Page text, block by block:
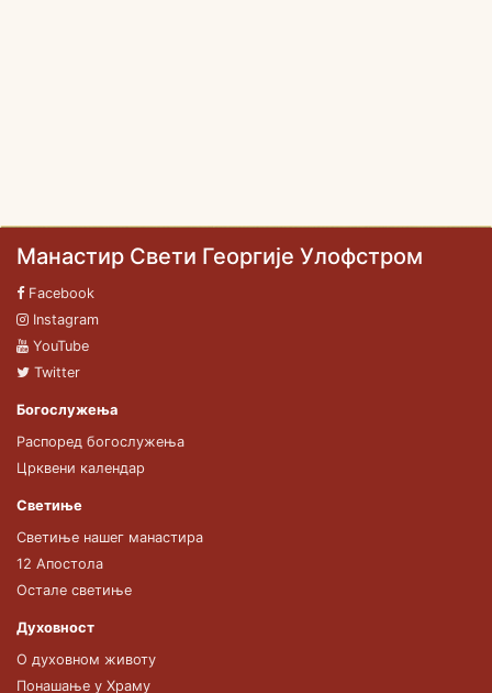
Манастир Свети Георгије Улофстром
Facebook
Instagram
YouTube
Twitter
Богослужења
Распоред богослужења
Црквени календар
Светиње
Светиње нашег манастира
12 Апостола
Остале светиње
Духовност
О духовном животу
Понашање у Храму